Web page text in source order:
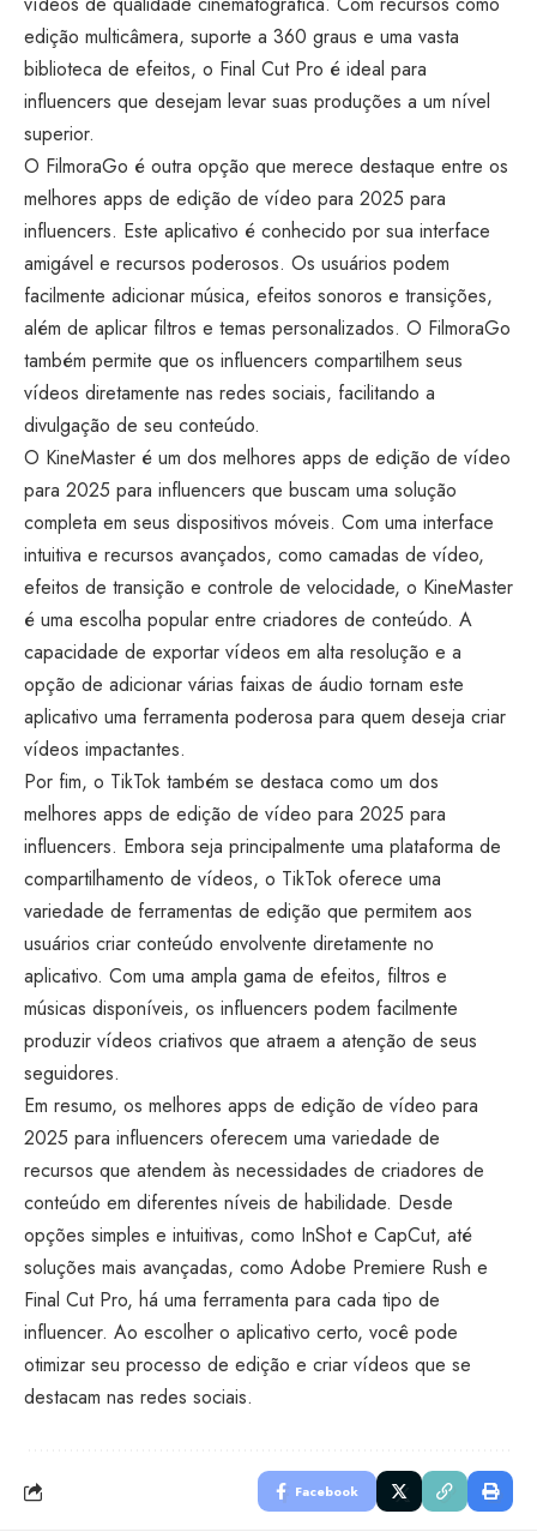
edição multicâmera, suporte a 360 graus e uma vasta
biblioteca de efeitos, o Final Cut Pro é ideal para
influencers que desejam levar suas produções a um nível
superior.
O FilmoraGo é outra opção que merece destaque entre os
melhores apps de edição de vídeo para 2025 para
influencers. Este aplicativo é conhecido por sua interface
amigável e recursos poderosos. Os usuários podem
facilmente adicionar música, efeitos sonoros e transições,
além de aplicar filtros e temas personalizados. O FilmoraGo
também permite que os influencers compartilhem seus
vídeos diretamente nas redes sociais, facilitando a
divulgação de seu conteúdo.
O KineMaster é um dos melhores apps de edição de vídeo
para 2025 para influencers que buscam uma solução
completa em seus dispositivos móveis. Com uma interface
intuitiva e recursos avançados, como camadas de vídeo,
efeitos de transição e controle de velocidade, o KineMaster
é uma escolha popular entre criadores de conteúdo. A
capacidade de exportar vídeos em alta resolução e a
opção de adicionar várias faixas de áudio tornam este
aplicativo uma ferramenta poderosa para quem deseja criar
vídeos impactantes.
Por fim, o TikTok também se destaca como um dos
melhores apps de edição de vídeo para 2025 para
influencers. Embora seja principalmente uma plataforma de
compartilhamento de vídeos, o TikTok oferece uma
variedade de ferramentas de edição que permitem aos
usuários criar conteúdo envolvente diretamente no
aplicativo. Com uma ampla gama de efeitos, filtros e
músicas disponíveis, os influencers podem facilmente
produzir vídeos criativos que atraem a atenção de seus
seguidores.
Em resumo, os melhores apps de edição de vídeo para
2025 para influencers oferecem uma variedade de
recursos que atendem às necessidades de criadores de
conteúdo em diferentes níveis de habilidade. Desde
opções simples e intuitivas, como InShot e CapCut, até
soluções mais avançadas, como Adobe Premiere Rush e
Final Cut Pro, há uma ferramenta para cada tipo de
influencer. Ao escolher o aplicativo certo, você pode
otimizar seu processo de edição e criar vídeos que se
destacam nas redes sociais.
Facebook